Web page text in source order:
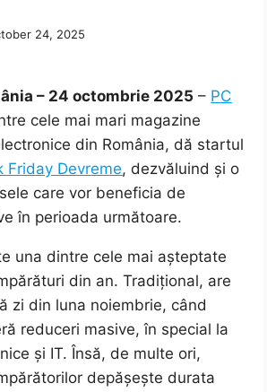
24, 2025
– 24 octombrie 2025 – PC
cele mai mari magazine
din România, dă startul
Friday Devreme, dezvăluind și o
care vor beneficia de
în perioada următoare.
una dintre cele mai așteptate
din an. Tradițional, are
zi din luna noiembrie, când
reduceri masive, în special la
și IT. Însă, de multe ori,
depășește durata